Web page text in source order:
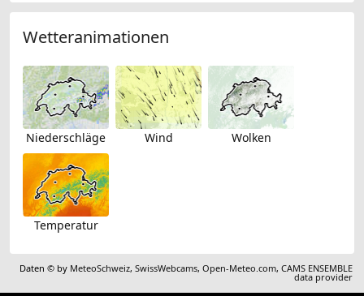
Wetteranimationen
Niederschläge Wind Wolken
Temperatur
Daten © by MeteoSchweiz,SwissWebcams,Open-Meteo.com,CAMS ENSEMBLE
data provider